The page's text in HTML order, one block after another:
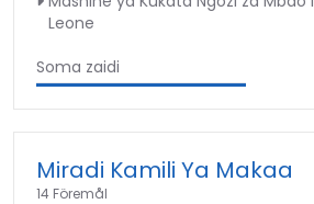
Leone
Soma zaidi
Miradi Kamili Ya Makaa
14 Föremål